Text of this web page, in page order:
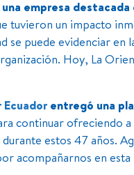
empresa
tuvieron un impacto
se puede evidenciar
Hoy, La
entregó una
continuar ofreciendo
estos 47 años.
acompañarnos en